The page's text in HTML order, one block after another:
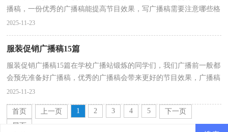
播稿，一份优秀的广播稿能提高节目效果，写广播稿需要注意哪些格
式呢？下面是小编收集整理的春天来了广播稿，仅供参考...
2025-11-23
服装促销广播稿15篇
服装促销广播稿15篇在学校广播站锻炼的同学们，我们广播前一般都
会预先准备好广播稿，优秀的广播稿会带来更好的节目效果，广播稿
应该怎么写才好呢？下面是小编为大家整理的服装促销...
2025-11-23
首页 上一页 1 2 3 4 5
下一页
尾页